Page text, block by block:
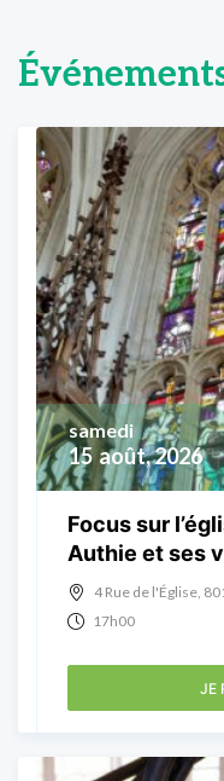
15 août, 2026
samedi
Focus sur
Authie et ses
4 Rue de l'Église,
17h00
JE